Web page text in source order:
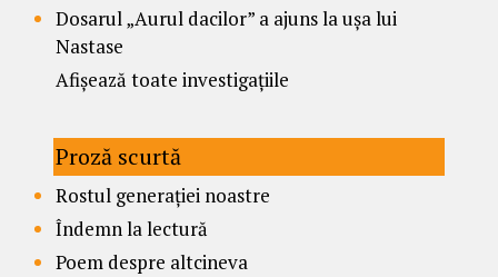
Dosarul „Aurul dacilor” a ajuns la ușa lui
Nastase
Afișează toate investigațiile
Proză scurtă
Rostul generației noastre
Îndemn la lectură
Poem despre altcineva